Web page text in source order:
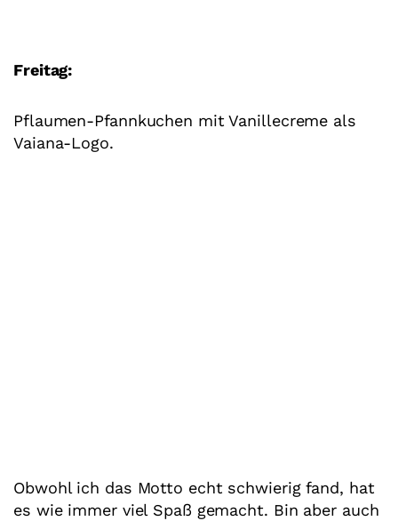
Freitag:
Pflaumen-Pfannkuchen mit Vanillecreme als
Vaiana-Logo.
Obwohl ich das Motto echt schwierig fand, hat
es wie immer viel Spaß gemacht. Bin aber auch